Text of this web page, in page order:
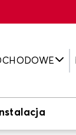
Instalacja